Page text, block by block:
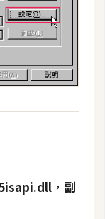
， 副